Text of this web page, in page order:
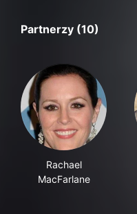
Partnerzy (10)
Rachael
MacFarlane